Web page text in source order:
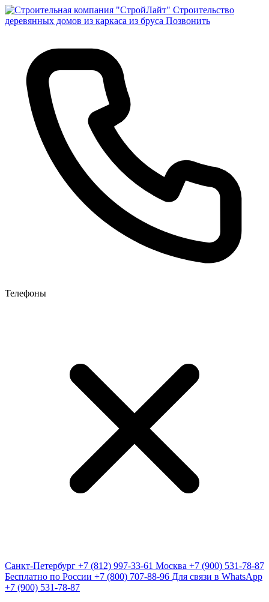
Строительство
деревянных домов из каркаса из бруса Позвонить
Телефоны
Санкт-Петербург +7 (812) 997-33-61 Москва +7 (900) 531-78-87
Бесплатно по России +7 (800) 707-88-96 Для связи в WhatsApp
+7 (900) 531-78-87